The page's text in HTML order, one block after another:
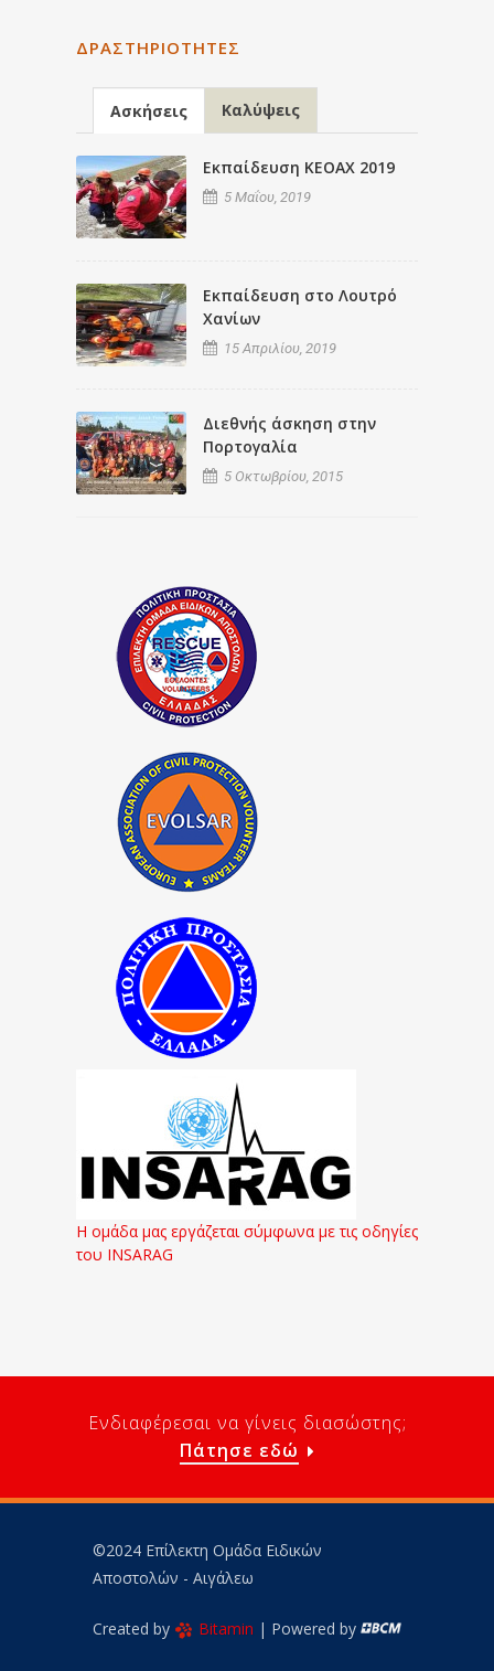
ΔΡΑΣΤΗΡΙΌΤΗΤΕΣ
Ασκήσεις Καλύψεις
Εκπαίδευση ΚΕΟΑΧ 2019
5 Μαΐου, 2019
Εκπαίδευση στο Λουτρό
Χανίων
15 Απριλίου, 2019
Διεθνής άσκηση στην
Πορτογαλία
5 Οκτωβρίου, 2015
Η ομάδα μας εργάζεται σύμφωνα με τις οδηγίες
του INSARAG
Ενδιαφέρεσαι να γίνεις διασώστης;
Πάτησε εδώ
©2024 Επίλεκτη Ομάδα Ειδικών
Αποστολών - Αιγάλεω
Created by Bitamin | Powered by